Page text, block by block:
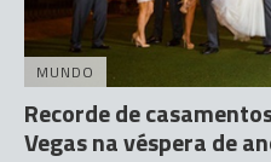
MUNDO
Recorde de
Vegas na véspera de